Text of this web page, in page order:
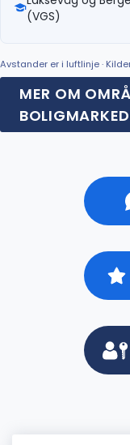
(VGS)
Avstander er i luftlinje ·
MER OM